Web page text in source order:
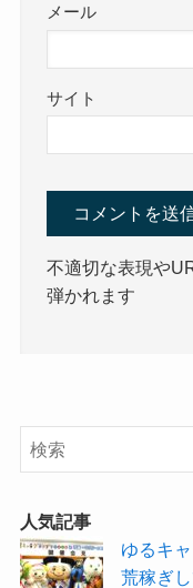
メール
サイト
不適切な表現や
弾かれます
人気記事
ゆるキ
荒稼ぎ